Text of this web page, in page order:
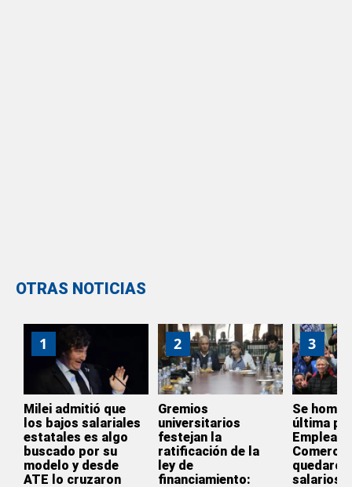
OTRAS NOTICIAS
1
Milei admitió que
los bajos salariales
estatales es algo
buscado por su
modelo y desde
ATE lo cruzaron
2
Gremios
universitarios
festejan la
ratificación de la
ley de
financiamiento:
3
Se
última
salarios